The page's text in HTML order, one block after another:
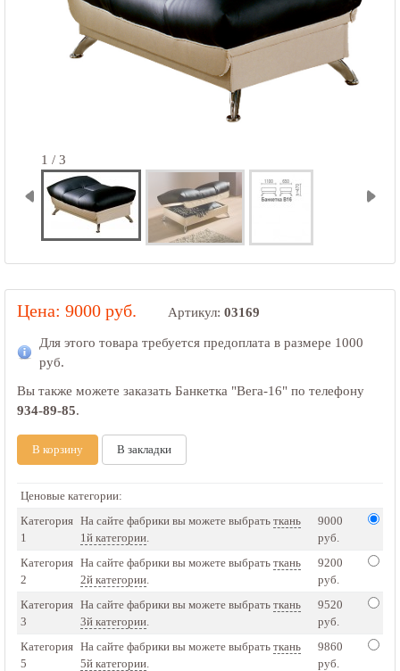
1 / 3
Цена: 9000 руб. Артикул: 03169
Для этого товара требуется предоплата в размере 1000
руб.
Вы также можете заказать Банкетка "Вега-16" по телефону
934-89-85.
В корзину В закладки
Ценовые категории:
Категория
1
На сайте фабрики вы можете выбрать ткань
1й категории.
9000
руб.
Категория
2
На сайте фабрики вы можете выбрать ткань
2й категории.
9200
руб.
Категория
3
На сайте фабрики вы можете выбрать ткань
3й категории.
9520
руб.
Категория
5
На сайте фабрики вы можете выбрать ткань
5й категории.
9860
руб.